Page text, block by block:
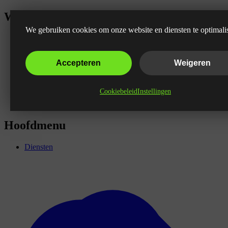
Wat is E-mailmarketing?
Hoofdmenu
Diensten
We gebruiken cookies om onze website en diensten te
Accepteren Weigeren
CookiebeleidInstellingen